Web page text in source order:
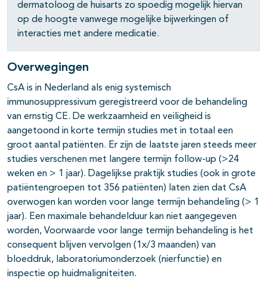
dermatoloog de huisarts zo spoedig mogelijk hiervan
op de hoogte vanwege mogelijke bijwerkingen of
interacties met andere medicatie.
Overwegingen
CsA is in Nederland als enig systemisch
immunosuppressivum geregistreerd voor de behandeling
van ernstig CE. De werkzaamheid en veiligheid is
aangetoond in korte termijn studies met in totaal een
groot aantal patiënten. Er zijn de laatste jaren steeds meer
studies verschenen met langere termijn follow-up (>24
weken en > 1 jaar). Dagelijkse praktijk studies (ook in grote
patiëntengroepen tot 356 patiënten) laten zien dat CsA
overwogen kan worden voor lange termijn behandeling (> 1
jaar). Een maximale behandelduur kan niet aangegeven
worden, Voorwaarde voor lange termijn behandeling is het
consequent blijven vervolgen (1x/3 maanden) van
bloeddruk, laboratoriumonderzoek (nierfunctie) en
inspectie op huidmaligniteiten.